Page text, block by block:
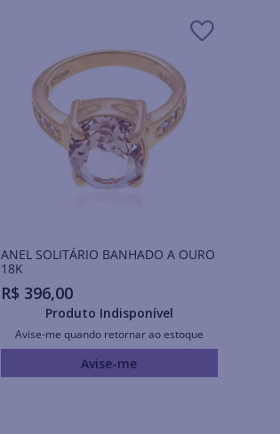
ANEL SOLITÁRIO BANHADO A OURO
18K
R$ 396,00
Produto Indisponível
Avise-me quando retornar ao estoque
Avise-me